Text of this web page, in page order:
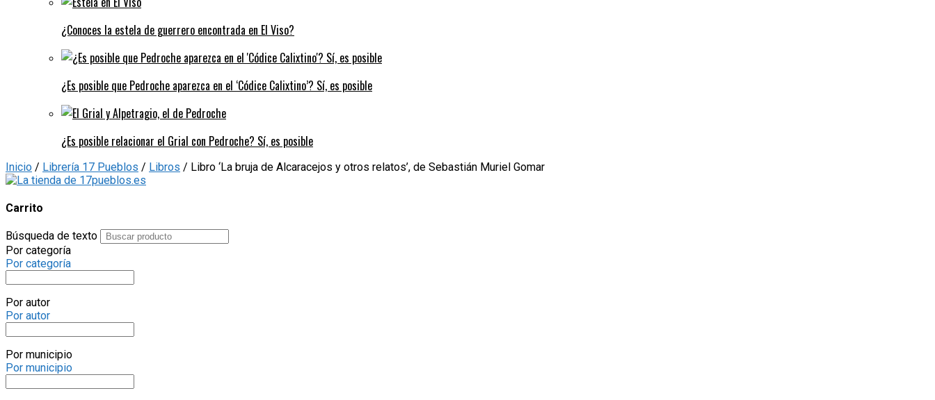
¿Conoces la estela de guerrero encontrada en El Viso?
¿Es posible que Pedroche aparezca en el ‘Códice Calixtino’? Sí, es posible
¿Es posible relacionar el Grial con Pedroche? Sí, es posible
Inicio / Librería 17 Pueblos / Libros / Libro ‘La bruja de Alcaracejos y otros relatos’, de Sebastián Muriel Gomar
Carrito
Búsqueda de texto
Por categoría
Por categoría
Por autor
Por autor
Por municipio
Por municipio